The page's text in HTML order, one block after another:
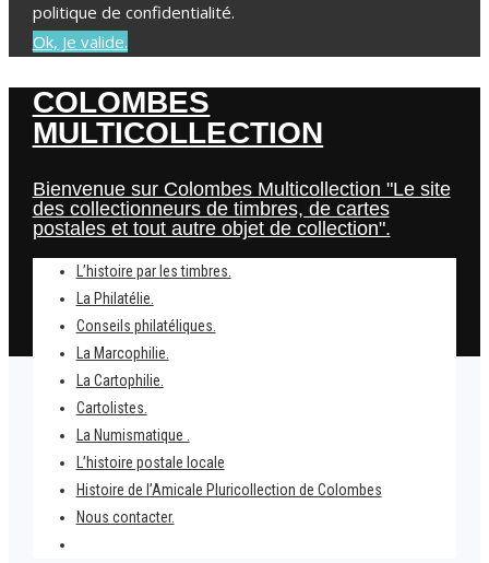
politique de confidentialité.
Ok, Je valide.
COLOMBES
MULTICOLLECTION
Bienvenue sur Colombes Multicollection "Le site
des collectionneurs de timbres, de cartes
postales et tout autre objet de collection".
L’histoire par les timbres.
La Philatélie.
Conseils philatéliques.
La Marcophilie.
La Cartophilie.
Cartolistes.
La Numismatique .
L’histoire postale locale
Histoire de l’Amicale Pluricollection de Colombes
Nous contacter.
Home
L’ORGANISATION DES NATIONS UNIS